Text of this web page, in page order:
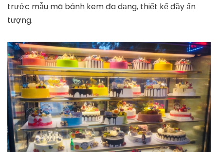
trước mẫu mã bánh kem đa dạng, thiết kế đầy ấn
tượng.